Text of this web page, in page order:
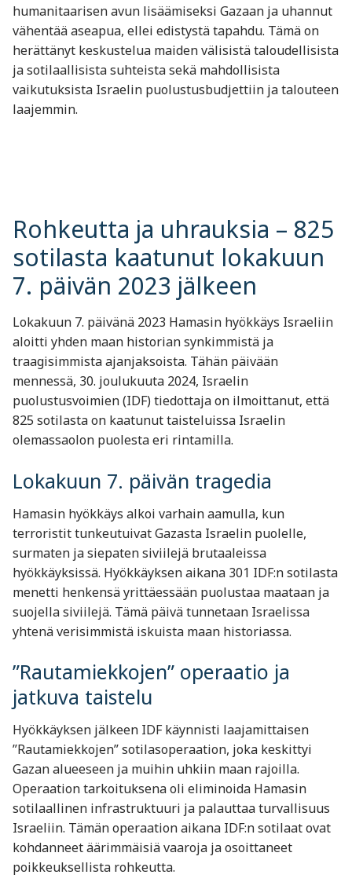
humanitaarisen avun lisäämiseksi Gazaan ja uhannut
vähentää aseapua, ellei edistystä tapahdu. Tämä on
herättänyt keskustelua maiden välisistä taloudellisista
ja sotilaallisista suhteista sekä mahdollisista
vaikutuksista Israelin puolustusbudjettiin ja talouteen
laajemmin.
Rohkeutta ja uhrauksia – 825
sotilasta kaatunut lokakuun
7. päivän 2023 jälkeen
Lokakuun 7. päivänä 2023 Hamasin hyökkäys Israeliin
aloitti yhden maan historian synkimmistä ja
traagisimmista ajanjaksoista. Tähän päivään
mennessä, 30. joulukuuta 2024, Israelin
puolustusvoimien (IDF) tiedottaja on ilmoittanut, että
825 sotilasta on kaatunut taisteluissa Israelin
olemassaolon puolesta eri rintamilla.
Lokakuun 7. päivän tragedia
Hamasin hyökkäys alkoi varhain aamulla, kun
terroristit tunkeutuivat Gazasta Israelin puolelle,
surmaten ja siepaten siviilejä brutaaleissa
hyökkäyksissä. Hyökkäyksen aikana 301 IDF:n sotilasta
menetti henkensä yrittäessään puolustaa maataan ja
suojella siviilejä. Tämä päivä tunnetaan Israelissa
yhtenä verisimmistä iskuista maan historiassa.
”Rautamiekkojen” operaatio ja
jatkuva taistelu
Hyökkäyksen jälkeen IDF käynnisti laajamittaisen
”Rautamiekkojen” sotilasoperaation, joka keskittyi
Gazan alueeseen ja muihin uhkiin maan rajoilla.
Operaation tarkoituksena oli eliminoida Hamasin
sotilaallinen infrastruktuuri ja palauttaa turvallisuus
Israeliin. Tämän operaation aikana IDF:n sotilaat ovat
kohdanneet äärimmäisiä vaaroja ja osoittaneet
poikkeuksellista rohkeutta.